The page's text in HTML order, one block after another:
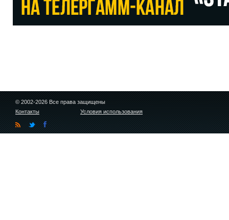
© 2002-2026 Все права защищены
Контакты
Условия использования